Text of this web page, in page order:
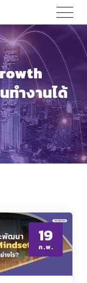
ทำงานได้
19
ก.พ.